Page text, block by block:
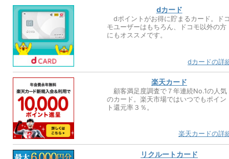
dカード
dポイントがお得に貯まるカード。ド
モユーザーはもちろん、ドコモ以外の方
にもオススメです。
dカードの詳
楽天カード
顧客満足度調査で７年連続No.1の人気
のカード。楽天市場ではいつでもポイン
ト還元率３％。
楽天カードの詳
リクルートカード